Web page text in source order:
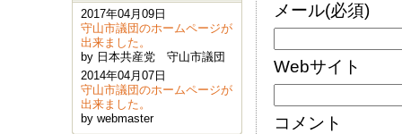
メール(必須)
Webサイト
コメント
2017年04月09日
守山市議団のホームページが
出来ました。
by 日本共産党 守山市議団
2014年04月07日
守山市議団のホームページが
出来ました。
by webmaster